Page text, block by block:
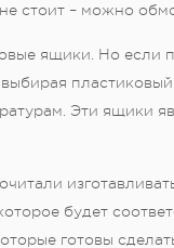
стоит – можно
ящики. Но если
Эти ящики
будет
готовы